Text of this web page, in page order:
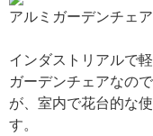
アルミガーデンチェア
インダストリアルで
ガーデンチェアなの
が、室内で花台的な
す。